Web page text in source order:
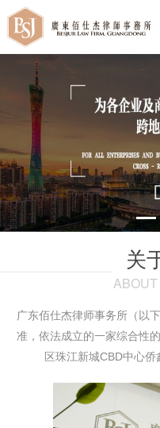
关
广东佰仕杰律师事务所（以
准，依法成立的一家综合性
区珠江新城CBD中心侨